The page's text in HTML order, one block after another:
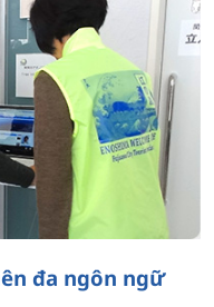
đa ngôn ngữ